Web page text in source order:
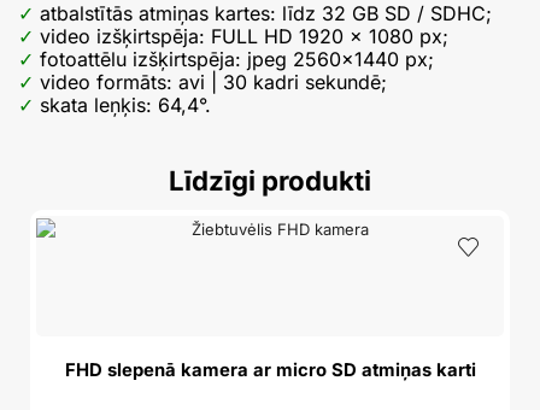
atbalstītās atmiņas kartes: līdz 32 GB SD / SDHC;
video izšķirtspēja: FULL HD 1920 × 1080 px;
fotoattēlu izšķirtspēja: jpeg 2560×1440 px;
video formāts: avi | 30 kadri sekundē;
skata leņķis: 64,4°.
Līdzīgi produkti
FHD slepenā kamera ar micro SD atmiņas karti